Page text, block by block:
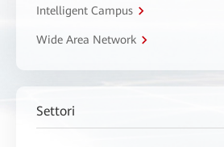
Intelligent Campus
Wide Area Network
Settori